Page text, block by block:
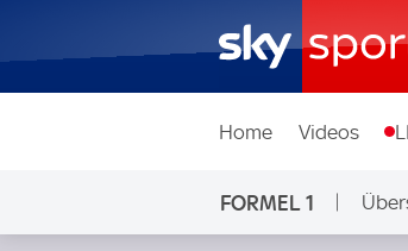
Home Videos
FORMEL 1